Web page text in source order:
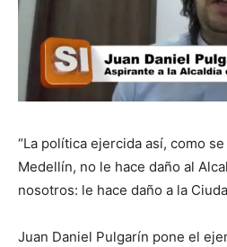
“La política ejercida así, como
Medellín, no le hace daño al
nosotros: le hace daño a la
Juan Daniel Pulgarín pone el